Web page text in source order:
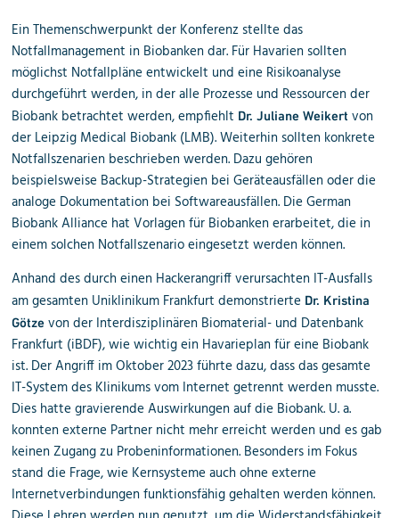
Ein Themenschwerpunkt der Konferenz stellte das
Notfallmanagement in Biobanken dar. Für Havarien sollten
möglichst Notfallpläne entwickelt und eine Risikoanalyse
durchgeführt werden, in der alle Prozesse und Ressourcen der
Biobank betrachtet werden, empfiehlt Dr. Juliane Weikert von
der Leipzig Medical Biobank (LMB). Weiterhin sollten konkrete
Notfallszenarien beschrieben werden. Dazu gehören
beispielsweise Backup-Strategien bei Geräteausfällen oder die
analoge Dokumentation bei Softwareausfällen. Die German
Biobank Alliance hat Vorlagen für Biobanken erarbeitet, die in
einem solchen Notfallszenario eingesetzt werden können.
Anhand des durch einen Hackerangriff verursachten IT-Ausfalls
am gesamten Uniklinikum Frankfurt demonstrierte Dr. Kristina
Götze von der Interdisziplinären Biomaterial- und Datenbank
Frankfurt (iBDF), wie wichtig ein Havarieplan für eine Biobank
ist. Der Angriff im Oktober 2023 führte dazu, dass das gesamte
IT-System des Klinikums vom Internet getrennt werden musste.
Dies hatte gravierende Auswirkungen auf die Biobank. U. a.
konnten externe Partner nicht mehr erreicht werden und es gab
keinen Zugang zu Probeninformationen. Besonders im Fokus
stand die Frage, wie Kernsysteme auch ohne externe
Internetverbindungen funktionsfähig gehalten werden können.